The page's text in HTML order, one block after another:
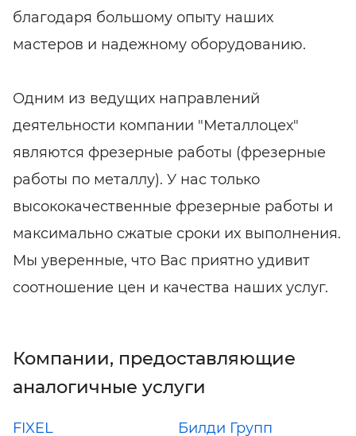
благодаря большому опыту наших
мастеров и надежному оборудованию.
Одним из ведущих направлений
деятельности компании "Металлоцех"
являются фрезерные работы (фрезерные
работы по металлу). У нас только
высококачественные фрезерные работы и
максимально сжатые сроки их выполнения.
Мы уверенные, что Вас приятно удивит
соотношение цен и качества наших услуг.
Компании, предоставляющие
аналогичные услуги
FIXEL Билди Групп